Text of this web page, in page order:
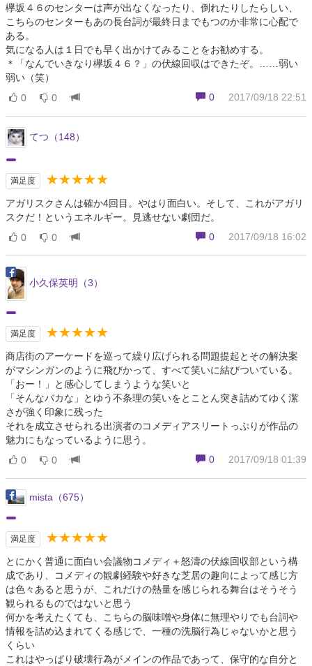
欅坂４６のセンターは声が出なくなったり、倒れたりしたらしい、
こちらのセンターもあの長台詞が最終日までもつのか非常に心配で
ある。
気になる人は１日でも早く出かけてみることをお勧めする。
＊「なんでいきなり欅坂４６？」の伏線回収はできたぞ。……弱い
弱い（笑）
0
2017/09/18 22:51
0 0
てつ（148）
満足度 ★★★★★
アガリスクさんは確か4回目。やはり面白い。そして、これがアガリ
スクだ！というエネルギー。見逃せない劇団だ。
0
2017/09/18 16:02
0 0
小久保英明（3）
満足度 ★★★★★
商店街のアーケードを巡って繰り広げられる問題提起とその解決案
がマシンガンのように飛びかって、すべて笑いに結びついている。
「おー！」と感心してしまうような笑いと
「そんなバカな」とゆう不条理の笑いをとことん突き詰めてゆく潔
さが強く印象に残った
それを成立させられる出演者のコメディアスリートっぷりが作品の
魅力にもなっているように思う。
0
2017/09/18 01:39
0 0
mista（675）
満足度 ★★★★★
とにかく普通に面白い会議物コメディ＋怒濤の伏線回収部という構
成であり、コメディの観劇経験や好きな芝居の趣向によって感じ方
は色々あると思うが、これだけの熱量を感じられる舞台はそうそう
観られるものではないと思う
何かを考えたくても、こちらの脳味噌や身体に無理やりでも台詞や
情報を詰め込まれてくる感じで、一種の洗脳行為じゃないかと思う
くらい
これはやっぱり破壊行為がメインの作品であって、保守的な自分と